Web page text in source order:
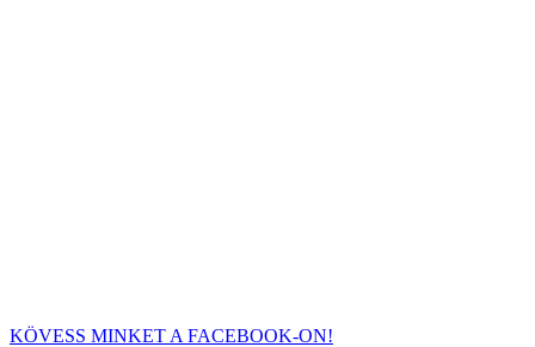
KÖVESS MINKET A FACEBOOK-ON!